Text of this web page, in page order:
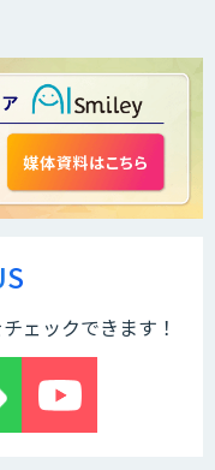
ェックできます！